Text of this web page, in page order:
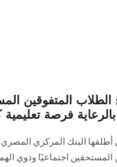
فرصة تعليمية
البنك المركزي المصري
المستحقين اجتماعيًا وذوي